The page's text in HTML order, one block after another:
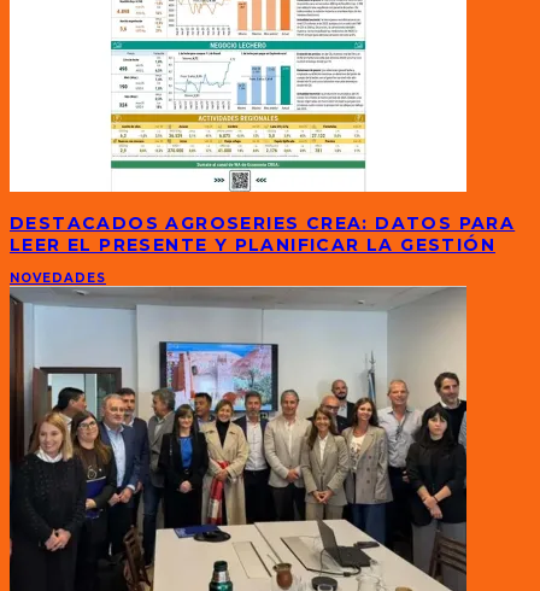
DESTACADOS AGROSERIES CREA: DATOS PARA
LEER EL PRESENTE Y PLANIFICAR LA GESTIÓN
NOVEDADES